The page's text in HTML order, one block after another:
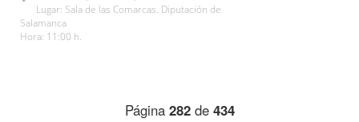
Lugar: Sala de las Comarcas. Diputación de
Salamanca
Hora: 11:00 h.
Página 282de 434